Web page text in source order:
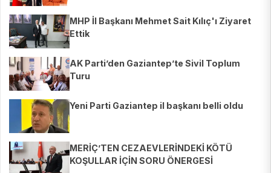
MHP İl Başkanı Mehmet Sait Kılıç'ı Ziyaret
Ettik
AK Parti’den Gaziantep’te Sivil Toplum
Turu
Yeni Parti Gaziantep il başkanı belli oldu
MERİÇ’TEN CEZAEVLERİNDEKİ KÖTÜ
KOŞULLAR İÇİN SORU ÖNERGESİ